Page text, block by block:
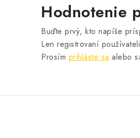
Hodnotenie
Buďte prvý, kto napíše
Len registrovaní
Prosím prihláste sa alebo